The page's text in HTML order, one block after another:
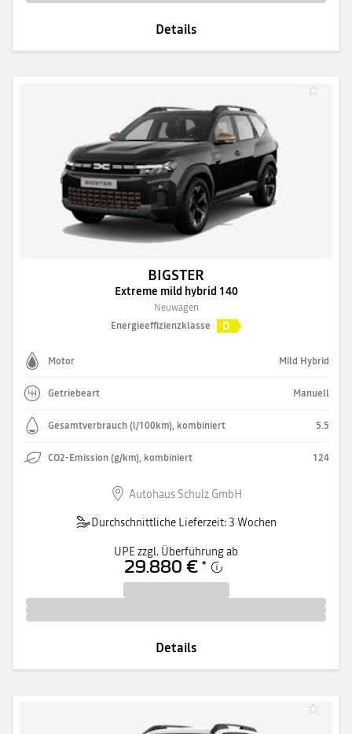
Details
BIGSTER
Extreme mild hybrid 140
Neuwagen
Energieeffizienzklasse
D
Motor Mild Hybrid
Getriebeart Manuell
Gesamtverbrauch (l/100km), kombiniert 5.5
CO2-Emission (g/km), kombiniert 124
Autohaus Schulz GmbH
Durchschnittliche Lieferzeit: 3 Wochen
UPE zzgl. Überführung ab
29.880 € *
Details